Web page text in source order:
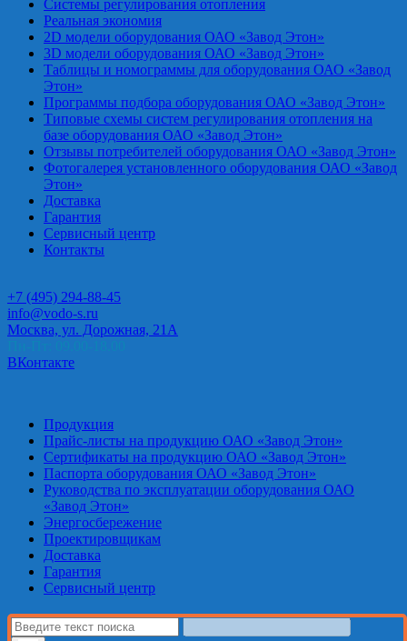
Системы регулирования отопления
Реальная экономия
2D модели оборудования ОАО «Завод Этон»
3D модели оборудования ОАО «Завод Этон»
Таблицы и номограммы для оборудования ОАО «Завод
Этон»
Программы подбора оборудования ОАО «Завод Этон»
Типовые схемы систем регулирования отопления на
базе оборудования ОАО «Завод Этон»
Отзывы потребителей оборудования ОАО «Завод Этон»
Фотогалерея установленного оборудования ОАО «Завод
Этон»
Доставка
Гарантия
Сервисный центр
Контакты
+7 (495) 294-88-45
info@vodo-s.ru
Москва, ул. Дорожная, 21А
ВКонтакте
Продукция
Прайс-листы на продукцию ОАО «Завод Этон»
Сертификаты на продукцию ОАО «Завод Этон»
Паспорта оборудования ОАО «Завод Этон»
Руководства по эксплуатации оборудования ОАО
«Завод Этон»
Энергосбережение
Проектировщикам
Доставка
Гарантия
Сервисный центр